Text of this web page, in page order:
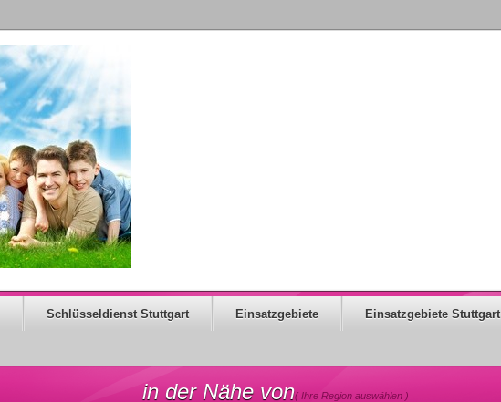
Schlüsseldienst Stuttgart Einsatzgebiete Einsatzgebiete Stuttgart
in der Nähe von( Ihre Region auswählen )